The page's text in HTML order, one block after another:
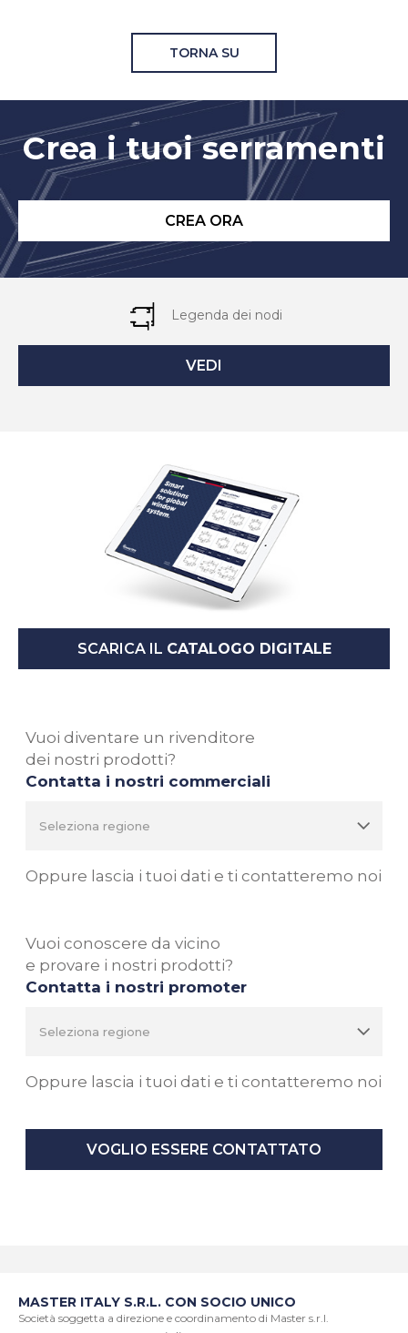
TORNA SU
Crea i tuoi serramenti
CREA ORA
Legenda dei nodi
VEDI
SCARICA IL CATALOGO DIGITALE
Vuoi diventare un rivenditore
dei nostri prodotti?
Contatta i nostri commerciali
Oppure lascia i tuoi dati e ti contatteremo noi
Vuoi conoscere da vicino
e provare i nostri prodotti?
Contatta i nostri promoter
Oppure lascia i tuoi dati e ti contatteremo noi
VOGLIO ESSERE CONTATTATO
MASTER ITALY S.R.L. CON SOCIO UNICO
Società soggetta a direzione e coordinamento di Master s.r.l.